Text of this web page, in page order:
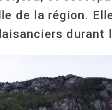
de la région.
durant